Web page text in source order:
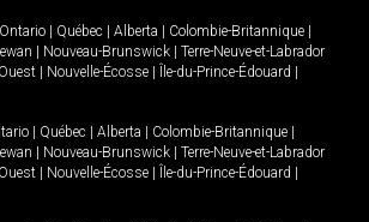
Ontario | Québec | Alberta | Colombie-Britannique |
| Nouveau-Brunswick | Terre-Neuve-et-Labrador
| Nouvelle-Écosse | Île-du-Prince-Édouard |
| Québec | Alberta | Colombie-Britannique |
| Nouveau-Brunswick | Terre-Neuve-et-Labrador
| Nouvelle-Écosse | Île-du-Prince-Édouard |